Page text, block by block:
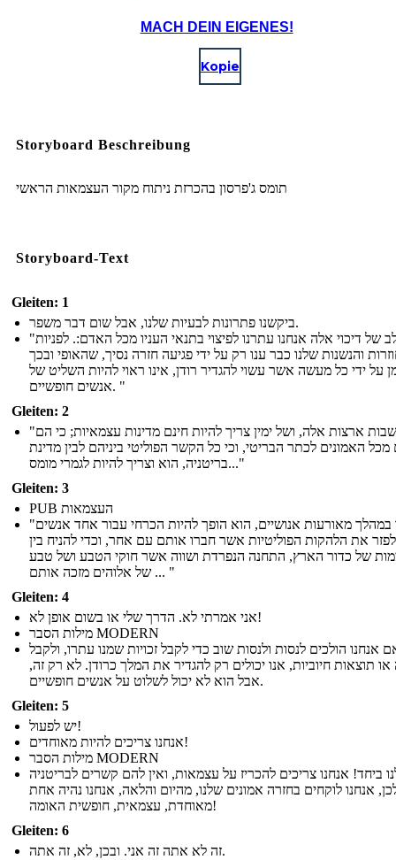
MACH DEIN EIGENES!
Kopie
Storyboard Beschreibung
תומס ג'פרסון בהכרזת ניתוח מקור העצמאות הראשי
Storyboard-Text
Gleiten: 1
ביקשנו פתרונות לבעיות שלנו, אבל שום דבר משפר.
"בכל שלב של דיכוי אלה אנחנו עתרנו לפיצוי בתנאי העניו מכל האדם:. לפניות
והנשנות שלנו כבר ענו רק על ידי פגיעה חזרה נסיך, שהאופי ובכך
על ידי כל מעשה אשר עשוי להגדיר רודן, אינו ראוי להיות השליט של
אנשים חופשיים. "
Gleiten: 2
"כי מושבות ארצות אלה, ושל ימין צריך להיות חינם מדינות עצמאיות; כי הם
מכל האמונים לכתר הבריטי, וכי כל הקשר הפוליטי ביניהם לבין מדינת
בריטניה, הוא וצריך להיות לגמרי מומס..."
Gleiten: 3
PUB העצמאות
"כאשר במהלך מאורעות אנושיים, הוא הופך להיות הכרחי עבור אחד אנשים
לפזר את הלהקות הפוליטיות אשר חברו אותם עם אחר, וכדי להניח בין
של כדור הארץ, התחנה הנפרדת ושווה אשר חוקי הטבע ושל טבע
של אלוהים מזכה אותם ... "
Gleiten: 4
אני אמרתי לא. הדרך שלי או בשום אופן לא!
מילות הסבר MODERN
אנחנו הולכים לנסות ולנסות שוב כדי לקבל זכויות שמנו עתרו, ולקבל
תוצאות חיוביות, אנו יכולים רק להגדיר את המלך כרודן. לא רק זה,
אבל הוא לא יכול לשלוט על אנשים חופשיים.
Gleiten: 5
יש לפעול!
אנחנו צריכים להיות מאוחדים!
מילות הסבר MODERN
ביחד! אנחנו צריכים להכריז על עצמאות, ואין להם קשרים לבריטניה
אנחנו לוקחים בחזרה אמונים שלנו, מהיום והלאה, אנחנו נהיה אחת
מאוחדת, עצמאית, חופשית האומה!
Gleiten: 6
זה לא אתה זה אני. ובכן, לא, זה אתה.